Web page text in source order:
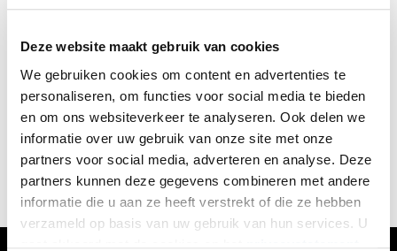
Deze website maakt gebruik van cookies
We gebruiken cookies om content en advertenties te
personaliseren, om functies voor social media te bieden
en om ons websiteverkeer te analyseren. Ook delen we
informatie over uw gebruik van onze site met onze
partners voor social media, adverteren en analyse. Deze
partners kunnen deze gegevens combineren met andere
informatie die u aan ze heeft verstrekt of die ze hebben
verzameld op basis van uw gebruik van hun services. U
Gappen, geintje, schlemiel, mesjokke. Als dat geen algemeen-
plat-Amsterdams is. Om preciezer te zijn, het is Jodenhoeks. Die
Mokumse spreektaal is hier al eeuwen ingeburgerd. Maar waar
komen die woorden en uitdrukkingen toch vandaan?